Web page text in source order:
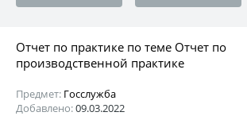
Отчет по практике по теме Отчет по
производственной практике
Предмет: Госслужба
Добавлено:09.03.2022